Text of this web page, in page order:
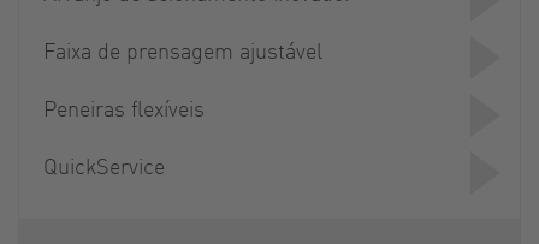
Faixa de prensagem ajustável
Peneiras flexíveis
QuickService